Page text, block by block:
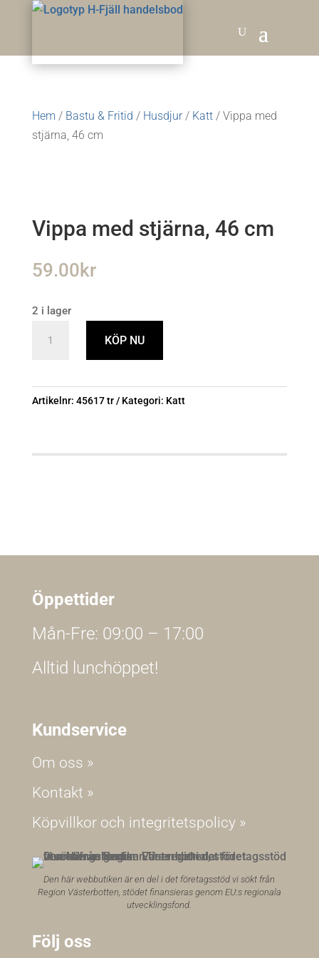
Hem / Bastu & Fritid / Husdjur/ Katt/ Vippa med
stjärna, 46 cm
Vippa med stjärna, 46 cm
59.00kr
2 i lager
46
cm
KÖP NU
Artikelnr: 45617 tr Kategori: Katt
Öppettider
Mån-Fre: 09:00 – 17:00
Alltid lunchöppet!
Kundservice
Om oss »
Kontakt »
Köpvillkor och integritetspolicy »
Den här webbutiken är en del i det företagsstöd vi sökt från
Region Västerbotten, stödet finansieras genom EU:s regionala
utvecklingsfond.
Följ oss